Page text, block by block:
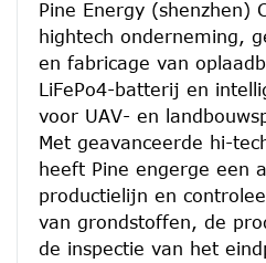
Pine Energy (shenzhen)
hightech onderneming,
en fabricage van
LiFePo4-batterij en
voor UAV- en
Met geavanceerde hi-
heeft Pine engerge een
productielijn en
van grondstoffen, de
de inspectie van het